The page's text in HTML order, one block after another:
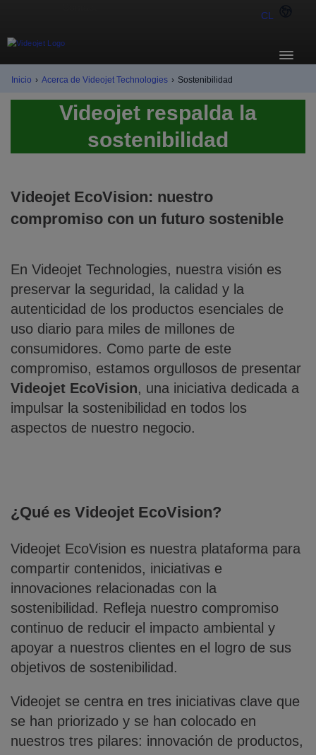
CL
Inicio › Acerca de Videojet Technologies › Sostenibilidad
Videojet respalda la
sostenibilidad
Videojet EcoVision: nuestro
compromiso con un futuro sostenible
En Videojet Technologies, nuestra visión es
preservar la seguridad, la calidad y la
autenticidad de los productos esenciales de
uso diario para miles de millones de
consumidores. Como parte de este
compromiso, estamos orgullosos de presentar
Videojet EcoVision, una iniciativa dedicada a
impulsar la sostenibilidad en todos los
aspectos de nuestro negocio.
¿Qué es Videojet EcoVision?
Videojet EcoVision es nuestra plataforma para
compartir contenidos, iniciativas e
innovaciones relacionadas con la
sostenibilidad. Refleja nuestro compromiso
continuo de reducir el impacto ambiental y
apoyar a nuestros clientes en el logro de sus
objetivos de sostenibilidad.
Videojet se centra en tres iniciativas clave que
se han priorizado y se han colocado en
nuestros tres pilares: innovación de productos,